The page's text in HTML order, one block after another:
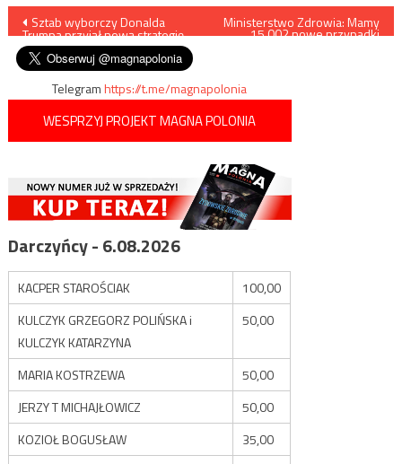
Nawigacja
wpisu
Sztab wyborczy Donalda
Trumpa przyjął nową strategię
Ministerstwo Zdrowia: Mamy
15.002 nowe przypadki
Telegramhttps://t.me/magnapolonia
WESPRZYJ PROJEKT MAGNA POLONIA
Darczyńcy - 6.08.2026
KACPER STAROŚCIAK
100,00
KULCZYK GRZEGORZ POLIŃSKA i
KULCZYK KATARZYNA
50,00
MARIA KOSTRZEWA
50,00
JERZY T MICHAJŁOWICZ
50,00
KOZIOŁ BOGUSŁAW
35,00